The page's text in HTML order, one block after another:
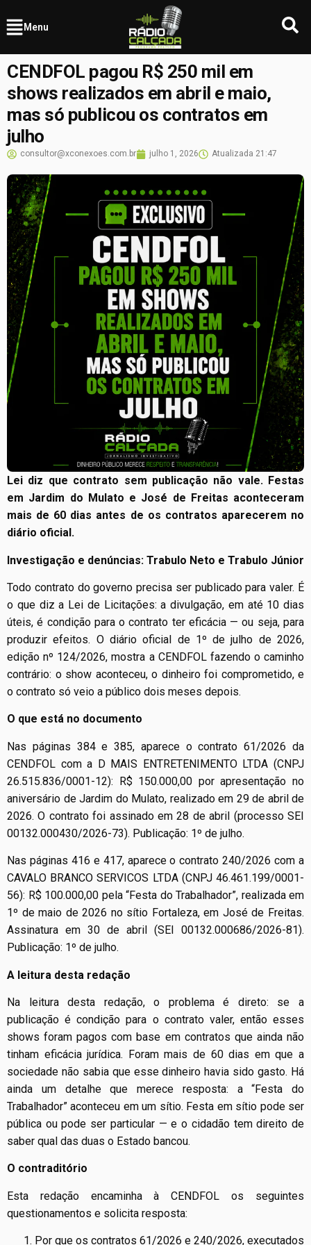
Menu
CENDFOL pagou R$ 250 mil em
shows realizados em abril e maio,
mas só publicou os contratos em
julho
consultor@xconexoes.com.br julho 1, 2026 Atualizada 21:47
Lei diz que contrato sem publicação não vale. Festas
em Jardim do Mulato e José de Freitas aconteceram
mais de 60 dias antes de os contratos aparecerem no
diário oficial.
Investigação e denúncias: Trabulo Neto e Trabulo Júnior
Todo contrato do governo precisa ser publicado para valer. É
o que diz a Lei de Licitações: a divulgação, em até 10 dias
úteis, é condição para o contrato ter eficácia — ou seja, para
produzir efeitos. O diário oficial de 1º de julho de 2026,
edição nº 124/2026, mostra a CENDFOL fazendo o caminho
contrário: o show aconteceu, o dinheiro foi comprometido, e
o contrato só veio a público dois meses depois.
O que está no documento
Nas páginas 384 e 385, aparece o contrato 61/2026 da
CENDFOL com a D MAIS ENTRETENIMENTO LTDA (CNPJ
26.515.836/0001-12): R$ 150.000,00 por apresentação no
aniversário de Jardim do Mulato, realizado em 29 de abril de
2026. O contrato foi assinado em 28 de abril (processo SEI
00132.000430/2026-73). Publicação: 1º de julho.
Nas páginas 416 e 417, aparece o contrato 240/2026 com a
CAVALO BRANCO SERVICOS LTDA (CNPJ 46.461.199/0001-
56): R$ 100.000,00 pela “Festa do Trabalhador”, realizada em
1º de maio de 2026 no sítio Fortaleza, em José de Freitas.
Assinatura em 30 de abril (SEI 00132.000686/2026-81).
Publicação: 1º de julho.
A leitura desta redação
Na leitura desta redação, o problema é direto: se a
publicação é condição para o contrato valer, então esses
shows foram pagos com base em contratos que ainda não
tinham eficácia jurídica. Foram mais de 60 dias em que a
sociedade não sabia que esse dinheiro havia sido gasto. Há
ainda um detalhe que merece resposta: a “Festa do
Trabalhador” aconteceu em um sítio. Festa em sítio pode ser
pública ou pode ser particular — e o cidadão tem direito de
saber qual das duas o Estado bancou.
O contraditório
Esta redação encaminha à CENDFOL os seguintes
questionamentos e solicita resposta:
Por que os contratos 61/2026 e 240/2026, executados